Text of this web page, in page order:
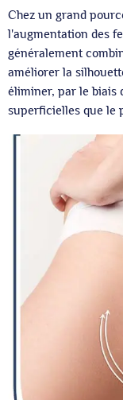
Chez un grand
l'augmentation des
généralement
améliorer la
éliminer, par le biais
superficielles que le